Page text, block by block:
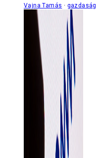
Vajna Tamás gazdaság